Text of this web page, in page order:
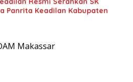
Panrita Keadilan Kabupaten